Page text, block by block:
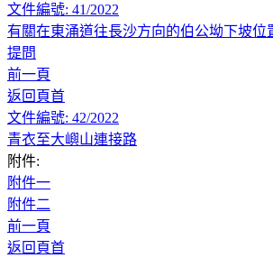
文件編號: 41/2022
有關在東涌道往長沙方向的伯公坳下坡位
提問
前一頁
返回頁首
文件編號: 42/2022
青衣至大嶼山連接路
附件:
附件一
附件二
前一頁
返回頁首